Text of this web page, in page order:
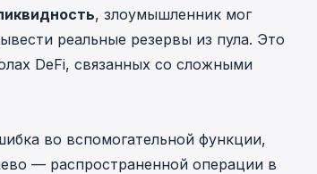
, злоумышленник мог
реальные резервы из пула. Это
DeFi, связанных со сложными
во вспомогательной функции,
— распространенной операции в